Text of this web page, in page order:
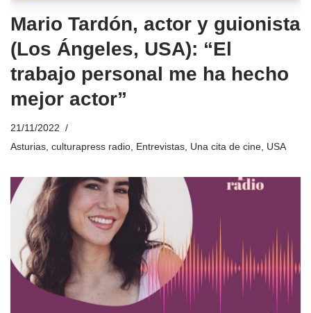
Mario Tardón, actor y guionista
(Los Ángeles, USA): “El
trabajo personal me ha hecho
mejor actor”
21/11/2022
Asturias culturapress radio Entrevistas Una cita de cine USA